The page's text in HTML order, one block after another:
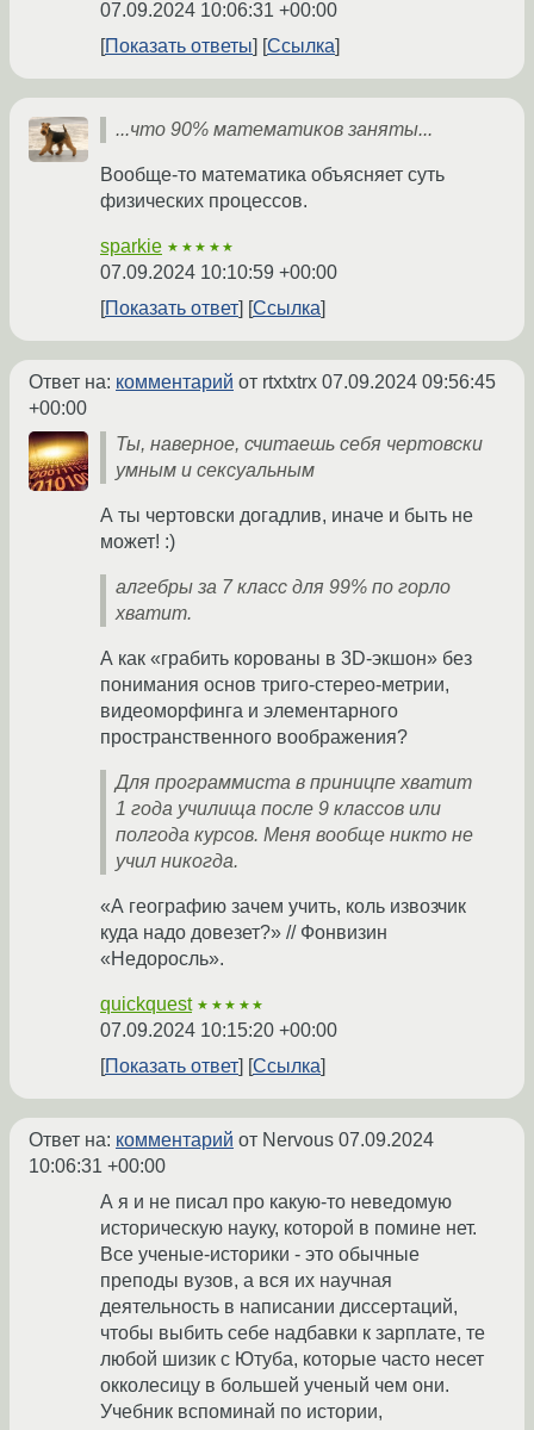
07.09.2024 10:06:31 +00:00
Показать ответы
Ссылка
...что 90% математиков заняты...
Вообще-то математика объясняет суть
физических процессов.
sparkie ★★★★★
07.09.2024 10:10:59 +00:00
Показать ответ
Ссылка
Ответ на: комментарий от rtxtxtrx 07.09.2024 09:56:45
+00:00
Ты, наверное, считаешь себя чертовски
умным и сексуальным
А ты чертовски догадлив, иначе и быть не
может! :)
алгебры за 7 класс для 99% по горло
хватит.
А как «грабить корованы в 3D-экшон» без
понимания основ триго-стерео-метрии,
видеоморфинга и элементарного
пространственного воображения?
Для программиста в приницпе хватит
1 года училища после 9 классов или
полгода курсов. Меня вообще никто не
учил никогда.
«А географию зачем учить, коль извозчик
куда надо довезет?» // Фонвизин
«Недоросль».
quickquest ★★★★★
07.09.2024 10:15:20 +00:00
Показать ответ
Ссылка
Ответ на: комментарий от Nervous 07.09.2024
10:06:31 +00:00
А я и не писал про какую-то неведомую
историческую науку, которой в помине нет.
Все ученые-историки - это обычные
преподы вузов, а вся их научная
деятельность в написании диссертаций,
чтобы выбить себе надбавки к зарплате, те
любой шизик с Ютуба, которые часто несет
окколесицу в большей ученый чем они.
Учебник вспоминай по истории,